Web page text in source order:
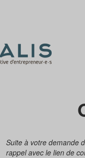
Suite à votre demande
rappel avec le lien de